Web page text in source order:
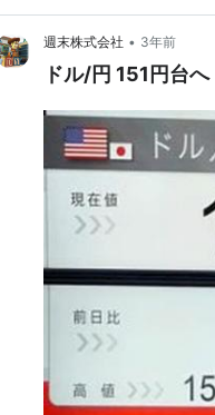
週末株式会社 • 3年前
ドル/円 151円台へ